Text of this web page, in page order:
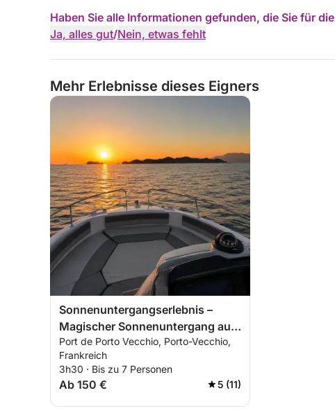
Haben Sie alle Informationen gefunden, die Sie für
Ja, alles gut/Nein, etwas fehlt
Mehr Erlebnisse dieses Eigners
Sonnenuntergangserlebnis –
Magischer Sonnenuntergang auf
See
Port de Porto Vecchio, Porto-Vecchio,
Frankreich
3h30 · Bis zu 7 Personen
Ab 150 € 5 (11)